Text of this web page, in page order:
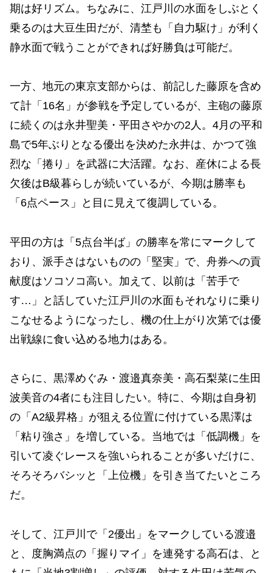
期は好リズム。ちなみに、江戸川の水面をしぶとく
乗るのは大豆生田だが、清埜も「自力駆け」が利く
静水面で戦うことができれば好勝負は可能だ。
一方、地元の東京支部からは、前記した藤原を含め
て計「16名」が参戦を予定しているが、主砲の藤原
に続くのは永井聖美・平田さやかの2人。4月の平和
島で5年ぶりとなる優出を決めた永井は、かつて強
烈な「捲り」を武器に大活躍。なお、産休による長
欠後はB級暮らしが続いているが、今期は勝率も
「6点ペース」と目に見えて復調している。
平田の方は「5点台半ば」の勝率を常にマークして
おり、派手さはないものの「堅実」で、舟券への貢
献度はソコソコ高い。加えて、以前は「苦手で
す…」と話していた江戸川の水面もそれなりに乗り
こなせるようになったし、機の仕上がり次第では優
出戦線に食い込める地力はある。
さらに、黒澤めぐみ・渡邉真奈美・高石梨菜に生田
波美音の4者にも注目したい。特に、今期は自身初
の「A2級昇格」が狙える位置に付けている黒澤は
「粘り強さ」を増している。当地では「低調機」を
引いて凌ぐレースを強いられることが多いだけに、
そろそろバシッと「上位機」を引き当てたいところ
だ。
そして、江戸川で「2優出」をマークしている渡邉
と、度胸満点の「握りマイ」を連発する高石は、と